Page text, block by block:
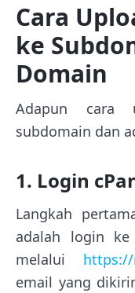
Cara
ke
Domain
Adapun cara
subdomain dan
1. Login
Langkah
adalah login ke
melalui https://
email yang